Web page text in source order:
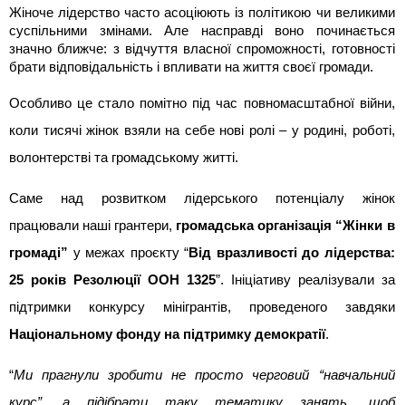
Жіноче лідерство часто асоціюють із політикою чи великими
суспільними змінами. Але насправді воно починається
значно ближче: з відчуття власної спроможності, готовності
брати відповідальність і впливати на життя своєї громади.
Особливо це стало помітно під час повномасштабної війни,
коли тисячі жінок взяли на себе нові ролі – у родині, роботі,
волонтерстві та громадському житті.
Саме над розвитком лідерського потенціалу жінок
працювали наші грантери, громадська організація “Жінки в
громаді” у межах проєкту “Від вразливості до лідерства:
25 років Резолюції ООН 1325”. Ініціативу реалізували за
підтримки конкурсу мінігрантів, проведеного завдяки
Національному фонду на підтримку демократії.
“Ми прагнули зробити не просто черговий “навчальний